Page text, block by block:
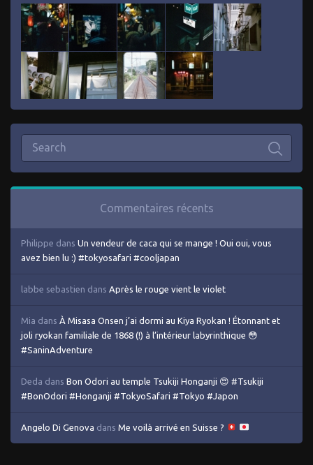
Commentaires récents
Philippe dans Un vendeur de caca qui se mange ! Oui oui, vous
avez bien lu :) #tokyosafari #cooljapan
labbe sebastien dans Après le rouge vient le violet
Mia dans À Misasa Onsen j’ai dormi au Kiya Ryokan ! Étonnant et
joli ryokan familiale de 1868 (!) à l’intérieur labyrinthique 😳
#SaninAdventure
Deda dans Bon Odori au temple Tsukiji Honganji 😍 #Tsukiji
#BonOdori #Honganji #TokyoSafari #Tokyo #Japon
Angelo Di Genova dans Me voilà arrivé en Suisse ?